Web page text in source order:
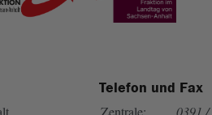
Telefon und Fax
Zentrale:
0391